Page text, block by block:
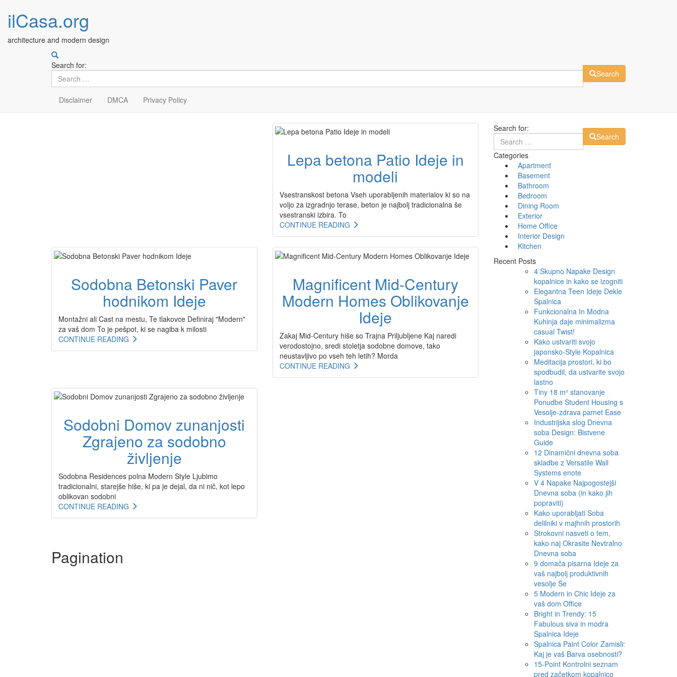
ilCasa.org
architecture and modern design
Search for:
Search
Disclaimer DMCA Privacy Policy
Lepa betona Patio Ideje in
modeli
Vsestranskost betona Vseh uporabljenih materialov ki so na
voljo za izgradnjo terase, beton je najbolj tradicionalna še
vsestranski izbira. To
CONTINUE READING
Sodobna Betonski Paver
hodnikom Ideje
Montažni ali Cast na mestu, Te tlakovce Definiraj "Modern"
za vaš dom To je pešpot, ki se nagiba k milosti
CONTINUE READING
Magnificent Mid-Century
Modern Homes Oblikovanje
Ideje
Zakaj Mid-Century hiše so Trajna Priljubljene Kaj naredi
verodostojno, sredi stoletja sodobne domove, tako
neustavljivo po vseh teh letih? Morda
CONTINUE READING
Sodobni Domov zunanjosti
Zgrajeno za sodobno
življenje
Sodobna Residences polna Modern Style Ljubimo
tradicionalni, starejše hiše, ki pa je dejal, da ni nič, kot lepo
oblikovan sodobni
CONTINUE READING
Pagination
Search for:
Search
Categories
Apartment
Basement
Bathroom
Bedroom
Dining Room
Exterior
Home Office
Interior Design
Kitchen
Recent Posts
4 Skupno Napake Design
kopalnice in kako se izogniti
Elegantna Teen Ideje Dekle
Spalnica
Funkcionalna In Modna
Kuhinja daje minimalizma
casual Twist!
Kako ustvariti svojo
japonsko-Style Kopalnica
Meditacija prostori, ki bo
spodbudil, da ustvarite svojo
lastno
Tiny 18 m² stanovanje
Ponudbe Student Housing s
Vesolje-zdrava pamet Ease
Industrijska slog Dnevna
soba Design: Bistvene
Guide
12 Dinamični dnevna soba
skladbe z Versatile Wall
Systems enote
V 4 Napake Najpogostejši
Dnevna soba (in kako jih
popraviti)
Kako uporabljati Soba
delilniki v majhnih prostorih
Strokovni nasveti o tem,
kako naj Okrasite Nevtralno
Dnevna soba
9 domača pisarna Ideje za
vaš najbolj produktivnih
vesolje Še
5 Modern in Chic Ideje za
vaš dom Office
Bright in Trendy: 15
Fabulous siva in modra
Spalnica Ideje
Spalnica Paint Color Zamisli:
Kaj je vaš Barva osebnosti?
15-Point Kontrolni seznam
pred začetkom kopalnico